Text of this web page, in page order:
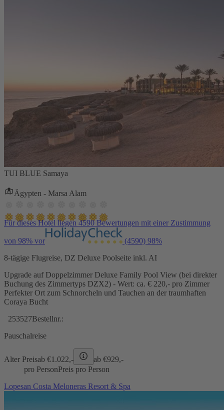
TUI BLUE Samaya
Ägypten - Marsa Alam
Für dieses Hotel liegen 4590 Bewertungen mit einer Zustimmung
von 98% vor (4590) 98%
8-tägige Flugreise, DZ Deluxe Poolseite inkl. AI
Upgrade auf Doppelzimmer Deluxe Family Pool View (bei direkter
Buchung des Zimmertyps DZX2) - Wert: ca. € 220,- pro Zimmer
Perfekter Ort zum Schnorcheln und Tauchen an der traumhaften
Coraya Bucht
253527Bestellnr.:
Pauschalreise
Alter Preisab €1.022,- ab €929,-
pro PersonPreis pro Person
Lopesan Costa Meloneras Resort & Spa